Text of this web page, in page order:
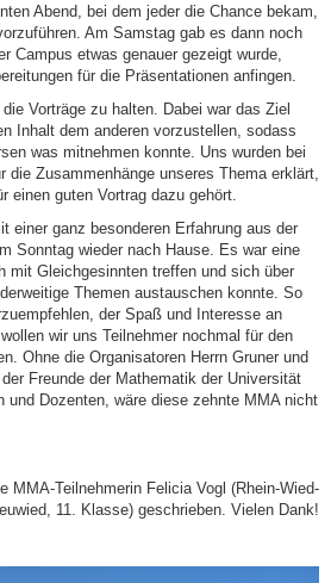
Abend, bei dem jeder die Chance bekam,
Am Samstag gab es dann noch
Campus etwas genauer gezeigt wurde,
für die Präsentationen anfingen.
Vorträge zu halten. Dabei war das Ziel
Inhalt dem anderen vorzustellen, sodass
was mitnehmen konnte. Uns wurden bei
die Zusammenhänge unseres Thema erklärt,
einen guten Vortrag dazu gehört.
einer ganz besonderen Erfahrung aus der
Sonntag wieder nach Hause. Es war eine
mit Gleichgesinnten treffen und sich über
Themen austauschen konnte. So
der Spaß und Interesse an
wir uns Teilnehmer nochmal für den
Ohne die Organisatoren Herrn Gruner und
Freunde der Mathematik der Universität
und Dozenten, wäre diese zehnte MMA nicht
MMA-Teilnehmerin Felicia Vogl (Rhein-Wied-
11. Klasse) geschrieben. Vielen Dank!